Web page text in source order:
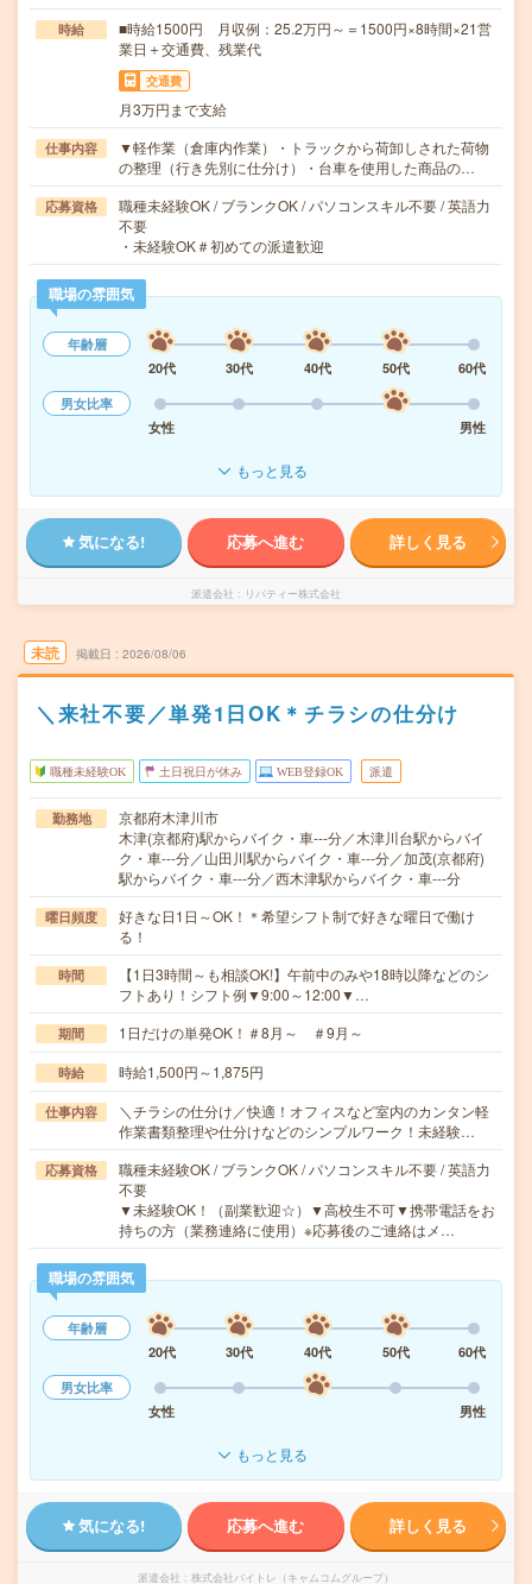
時給
■時給1500円 月収例：25.2万円～＝1500円×8時間×21営
業日＋交通費、残業代
交通費
月3万円まで支給
仕事内容
▼軽作業（倉庫内作業）・トラックから荷卸しされた荷物
の整理（行き先別に仕分け）・台車を使用した商品の…
応募資格
職種未経験OK / ブランクOK / パソコンスキル不要 / 英語力
不要
・未経験OK＃初めての派遣歓迎
職場の雰囲気
年齢層
20代
30代 40代 50代
60代
男女比率
女性
男性
もっと見る
気になる! 応募へ進む 詳しく見る
派遣会社 リバティー株式会社
未読 掲載日 2026/08/06
＼来社不要／単発1日OK＊チラシの仕分け
職種未経験OK 土日祝日が休み WEB登録OK 派遣
勤務地
京都府木津川市
木津(京都府)駅からバイク・車---分／木津川台駅からバイ
ク・車---分／山田川駅からバイク・車---分／加茂(京都府)
駅からバイク・車---分／西木津駅からバイク・車---分
曜日頻度
好きな日1日～OK！＊希望シフト制で好きな曜日で働け
る！
時間
【1日3時間～も相談OK!】午前中のみや18時以降などのシ
フトあり！シフト例▼9:00～12:00▼…
期間 1日だけの単発OK！＃8月～ ＃9月～
時給 時給1,500円～1,875円
仕事内容
＼チラシの仕分け／快適！オフィスなど室内のカンタン軽
作業書類整理や仕分けなどのシンプルワーク！未経験…
応募資格
職種未経験OK / ブランクOK / パソコンスキル不要 / 英語力
不要
▼未経験OK！（副業歓迎☆）▼高校生不可▼携帯電話をお
持ちの方（業務連絡に使用）※応募後のご連絡はメ…
職場の雰囲気
年齢層
20代
30代 40代 50代
60代
男女比率
女性
男性
もっと見る
気になる! 応募へ進む 詳しく見る
派遣会社 株式会社バイトレ（キャムコムグループ）